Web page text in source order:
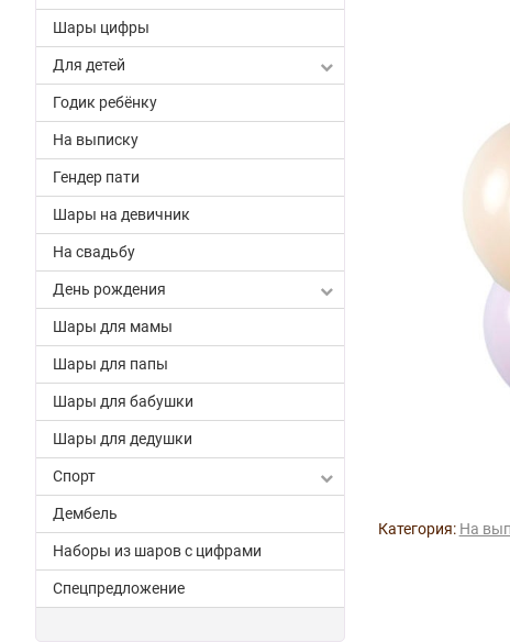
Шары цифры
Для детей
Годик ребёнку
На выписку
Гендер пати
Шары на девичник
На свадьбу
День рождения
Шары для мамы
Шары для папы
Шары для бабушки
Шары для дедушки
Спорт
Дембель
Наборы из шаров с цифрами
Спецпредложение
Категория: На